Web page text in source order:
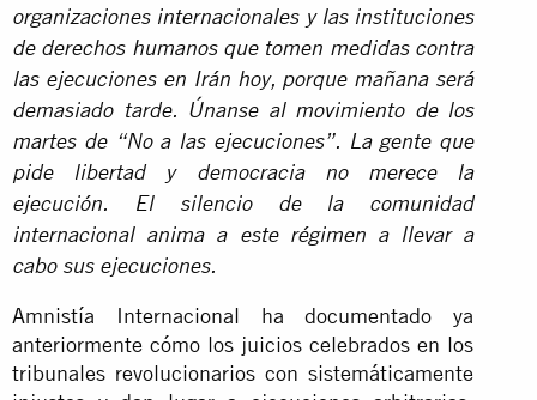
organizaciones internacionales y las instituciones
de derechos humanos que tomen medidas contra
las ejecuciones en Irán hoy, porque mañana será
demasiado tarde. Únanse al movimiento de los
martes de “No a las ejecuciones”. La gente que
pide libertad y democracia no merece la
ejecución. El silencio de la comunidad
internacional anima a este régimen a llevar a
cabo sus ejecuciones.
Amnistía Internacional ha documentado ya
anteriormente cómo los juicios celebrados en los
tribunales revolucionarios con sistemáticamente